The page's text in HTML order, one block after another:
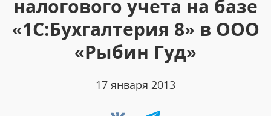
налогового учета на базе
«1С:Бухгалтерия 8» в ООО
«Рыбин Гуд»
17 января 2013